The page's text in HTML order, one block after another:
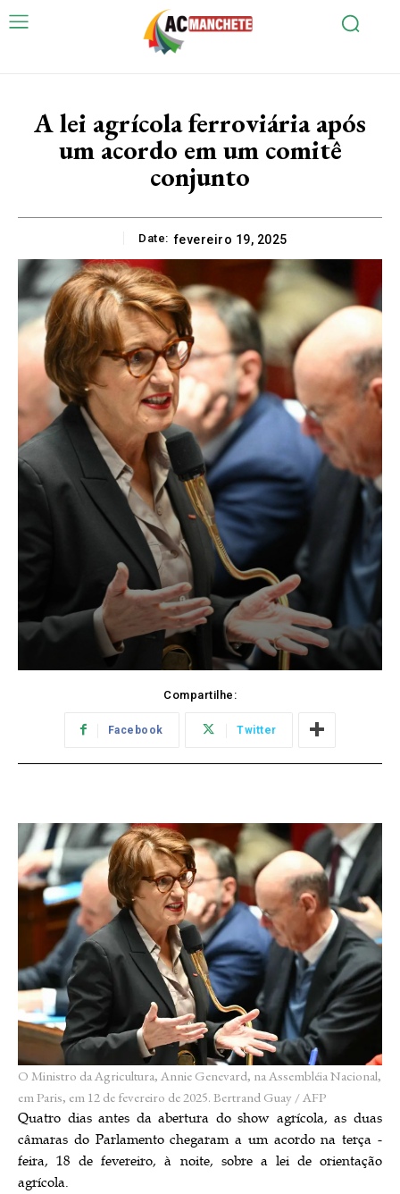
A lei agrícola ferroviária após
um acordo em um comitê
conjunto
Date: fevereiro 19, 2025
Compartilhe:
Facebook Twitter
O Ministro da Agricultura, Annie Genevard, na Assembléia Nacional,
em Paris, em 12 de fevereiro de 2025. Bertrand Guay / AFP
Quatro dias antes da abertura do show agrícola, as duas
câmaras do Parlamento chegaram a um acordo na terça -
feira, 18 de fevereiro, à noite, sobre a lei de orientação
agrícola.